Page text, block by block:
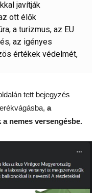
javítják
ott élők
a turizmus, az EU
az igényes
értékek védelmét,
tett bejegyzés
a
nemes versengésbe.